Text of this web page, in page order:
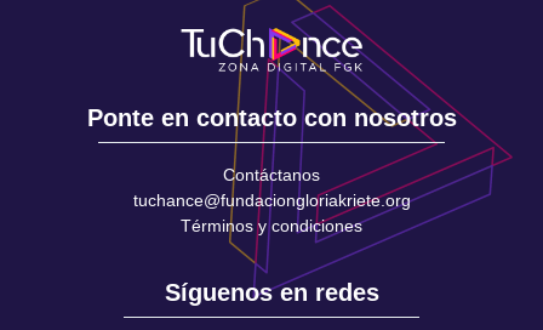
Ponte en contacto con nosotros
Contáctanos
tuchance@fundaciongloriakriete.org
Términos y condiciones
Síguenos en redes